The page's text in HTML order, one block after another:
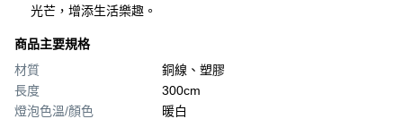
光芒，增添生活樂趣。
商品主要規格
材質
銅線、塑膠
長度
300cm
燈泡色溫/顏色
暖白